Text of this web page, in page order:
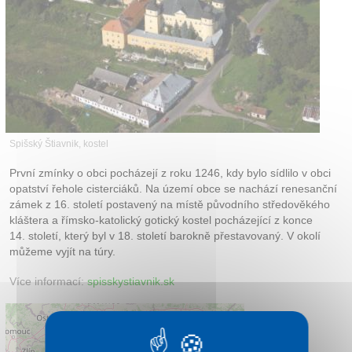
Spišský Štiavnik, kostel
První zmínky o obci pocházejí z roku 1246, kdy bylo sídlilo v obci
opatství řehole cisterciáků. Na území obce se nachází renesanční
zámek z 16. století postavený na místě původního středověkého
kláštera a římsko-katolický gotický kostel pocházející z konce
14. století, který byl v 18. století barokně přestavovaný. V okolí
můžeme vyjít na túry.
Více informací:spisskystiavnik.sk